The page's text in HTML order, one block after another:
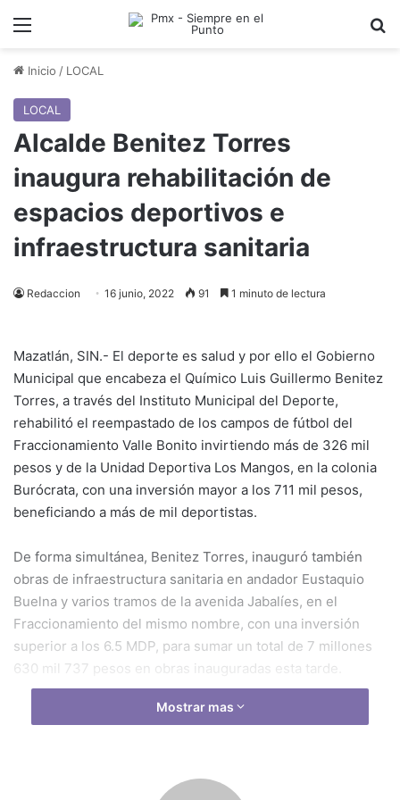
Menu
Inicio / LOCAL
LOCAL
Alcalde Benitez Torres
inaugura rehabilitación de
espacios deportivos e
infraestructura sanitaria
Redaccion 16 junio, 2022 91 1 minuto de lectura
Mazatlán, SIN.- El deporte es salud y por ello el Gobierno
Municipal que encabeza el Químico Luis Guillermo Benitez
Torres, a través del Instituto Municipal del Deporte,
rehabilitó el reempastado de los campos de fútbol del
Fraccionamiento Valle Bonito invirtiendo más de 326 mil
pesos y de la Unidad Deportiva Los Mangos, en la colonia
Burócrata, con una inversión mayor a los 711 mil pesos,
beneficiando a más de mil deportistas.
De forma simultánea, Benitez Torres, inauguró también
obras de infraestructura sanitaria en andador Eustaquio
Buelna y varios tramos de la avenida Jabalíes, en el
Fraccionamiento del mismo nombre, con una inversión
superior a los 6.5 MDP, para sumar un total de 7 millones
630 mil 737 pesos en obras inauguradas esta tarde.
Mostrar mas